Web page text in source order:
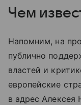
Чем
Напомним, на
публично
властей и
европейские
в адрес Алексея